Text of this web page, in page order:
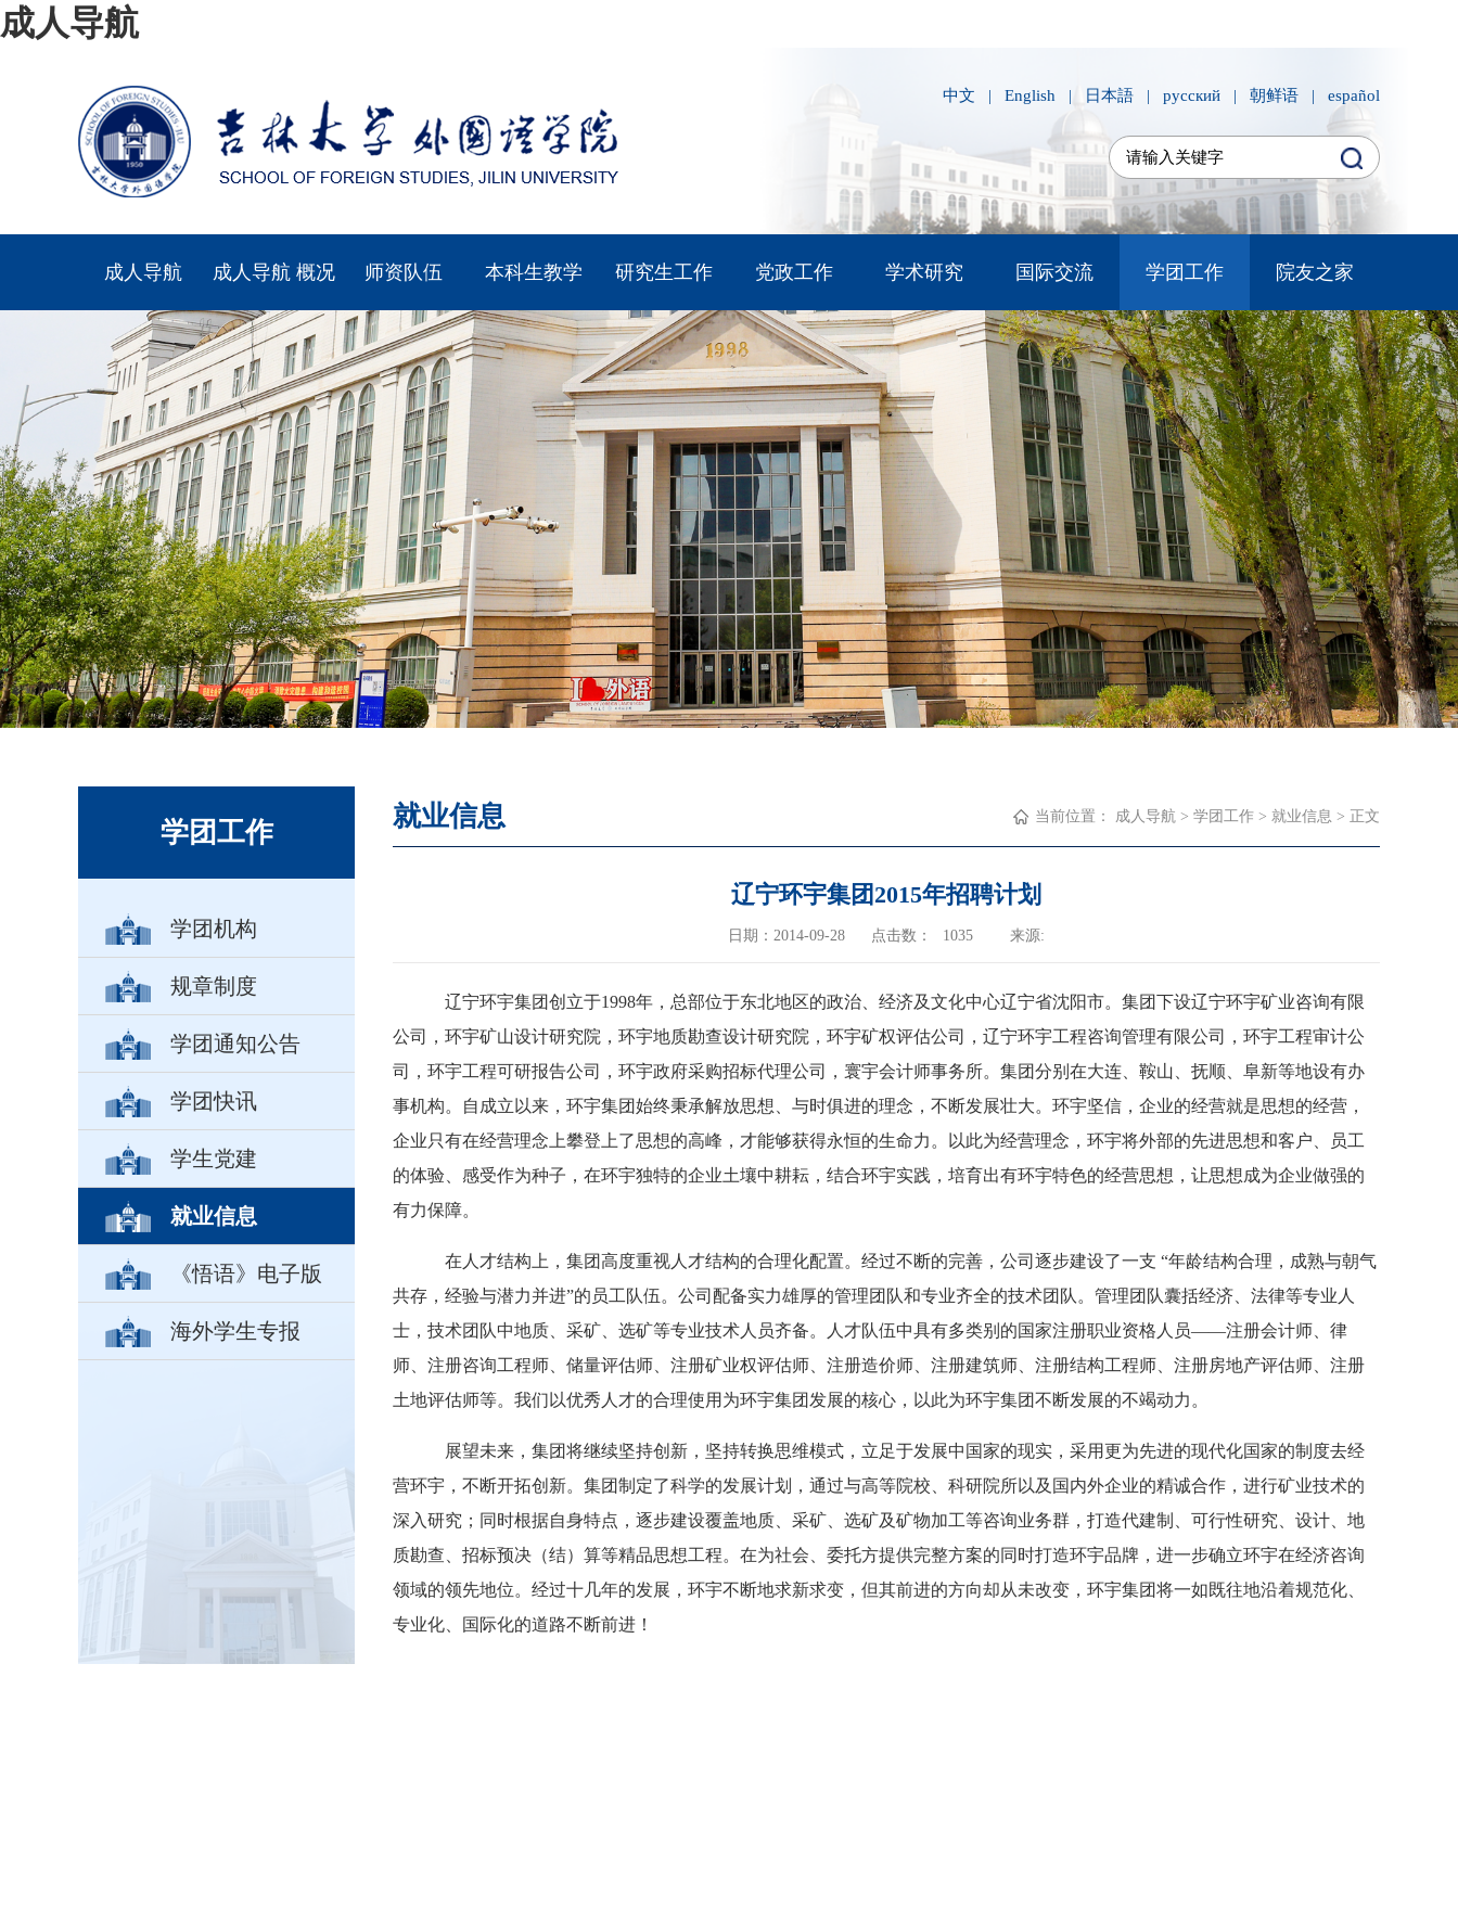
成人导航
中文 | English | 日本語 | русский | 朝鲜语 | español
成人导航 成人导航 概况 师资队伍 本科生教学 研究生工作 党政工作 学术研究 国际交流 学团工作 院友之家
学团工作
学团机构
规章制度
学团通知公告
学团快讯
学生党建
就业信息
《悟语》电子版
海外学生专报
就业信息 当前位置： 成人导航 > 学团工作 > 就业信息 > 正文
辽宁环宇集团2015年招聘计划
日期：2014-09-28 点击数： 1035 来源:
辽宁环宇集团创立于1998年，总部位于东北地区的政治、经济及文化中心辽宁省沈阳市。集团下设辽宁环宇矿业咨询有限
公司，环宇矿山设计研究院，环宇地质勘查设计研究院，环宇矿权评估公司，辽宁环宇工程咨询管理有限公司，环宇工程审计公
司，环宇工程可研报告公司，环宇政府采购招标代理公司，寰宇会计师事务所。集团分别在大连、鞍山、抚顺、阜新等地设有办
事机构。自成立以来，环宇集团始终秉承解放思想、与时俱进的理念，不断发展壮大。环宇坚信，企业的经营就是思想的经营，
企业只有在经营理念上攀登上了思想的高峰，才能够获得永恒的生命力。以此为经营理念，环宇将外部的先进思想和客户、员工
的体验、感受作为种子，在环宇独特的企业土壤中耕耘，结合环宇实践，培育出有环宇特色的经营思想，让思想成为企业做强的
有力保障。
在人才结构上，集团高度重视人才结构的合理化配置。经过不断的完善，公司逐步建设了一支 “年龄结构合理，成熟与朝气
共存，经验与潜力并进”的员工队伍。公司配备实力雄厚的管理团队和专业齐全的技术团队。管理团队囊括经济、法律等专业人
士，技术团队中地质、采矿、选矿等专业技术人员齐备。人才队伍中具有多类别的国家注册职业资格人员——注册会计师、律
师、注册咨询工程师、储量评估师、注册矿业权评估师、注册造价师、注册建筑师、注册结构工程师、注册房地产评估师、注册
土地评估师等。我们以优秀人才的合理使用为环宇集团发展的核心，以此为环宇集团不断发展的不竭动力。
展望未来，集团将继续坚持创新，坚持转换思维模式，立足于发展中国家的现实，采用更为先进的现代化国家的制度去经
营环宇，不断开拓创新。集团制定了科学的发展计划，通过与高等院校、科研院所以及国内外企业的精诚合作，进行矿业技术的
深入研究；同时根据自身特点，逐步建设覆盖地质、采矿、选矿及矿物加工等咨询业务群，打造代建制、可行性研究、设计、地
质勘查、招标预决（结）算等精品思想工程。在为社会、委托方提供完整方案的同时打造环宇品牌，进一步确立环宇在经济咨询
领域的领先地位。经过十几年的发展，环宇不断地求新求变，但其前进的方向却从未改变，环宇集团将一如既往地沿着规范化、
专业化、国际化的道路不断前进！